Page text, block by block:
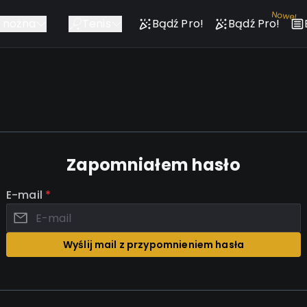
Bądź Pro! Bądź Pro!
Nowe!
Zapomniałem hasło
E-mail *
Wyślij mail z przypomnieniem hasła